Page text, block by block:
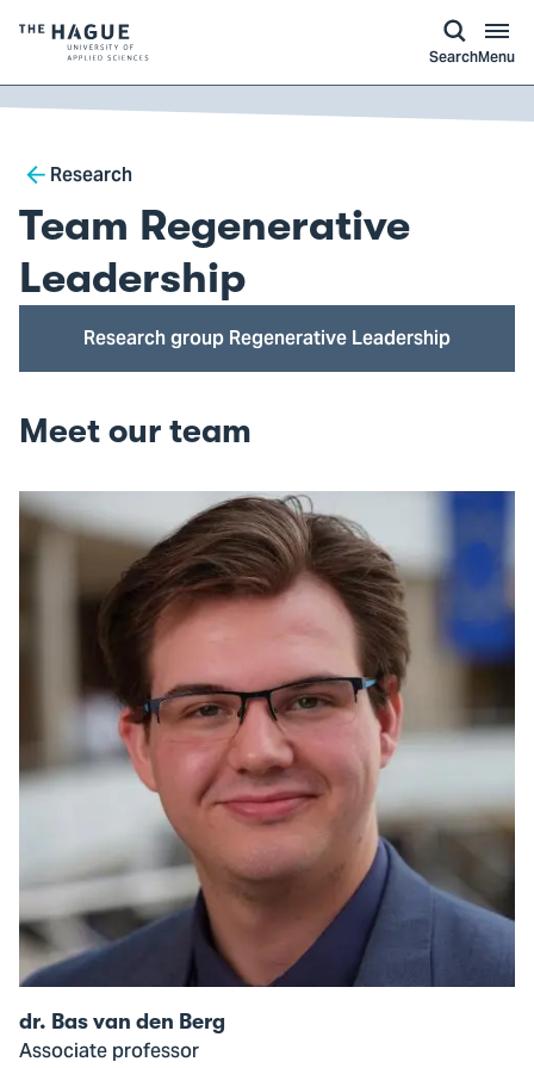
of
The
University
of
Applied
Sciences,
go
homepage
SearchMenu
Breadcrumb
Research
Team Regenerative
Leadership
Research group Regenerative Leadership
Meet our team
Open
modal
dr. Bas van den Berg
Associate professor